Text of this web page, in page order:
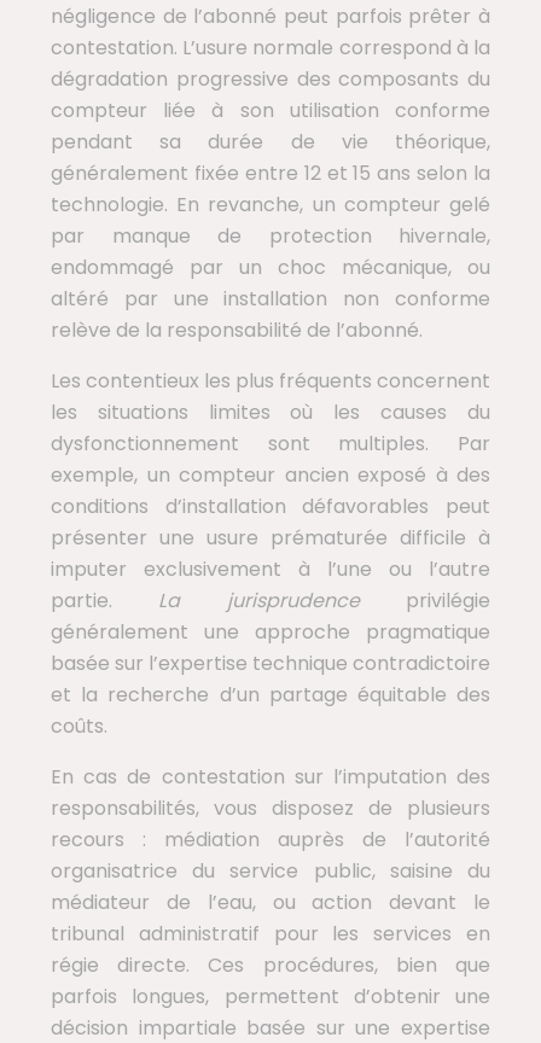
négligence de l’abonné peut parfois prêter à
contestation. L’usure normale correspond à la
dégradation progressive des composants du
compteur liée à son utilisation conforme
pendant sa durée de vie théorique,
généralement fixée entre 12 et 15 ans selon la
technologie. En revanche, un compteur gelé
par manque de protection hivernale,
endommagé par un choc mécanique, ou
altéré par une installation non conforme
relève de la responsabilité de l’abonné.
Les contentieux les plus fréquents concernent
les situations limites où les causes du
dysfonctionnement sont multiples. Par
exemple, un compteur ancien exposé à des
conditions d’installation défavorables peut
présenter une usure prématurée difficile à
imputer exclusivement à l’une ou l’autre
partie. La jurisprudence privilégie
généralement une approche pragmatique
basée sur l’expertise technique contradictoire
et la recherche d’un partage équitable des
coûts.
En cas de contestation sur l’imputation des
responsabilités, vous disposez de plusieurs
recours : médiation auprès de l’autorité
organisatrice du service public, saisine du
médiateur de l’eau, ou action devant le
tribunal administratif pour les services en
régie directe. Ces procédures, bien que
parfois longues, permettent d’obtenir une
décision impartiale basée sur une expertise